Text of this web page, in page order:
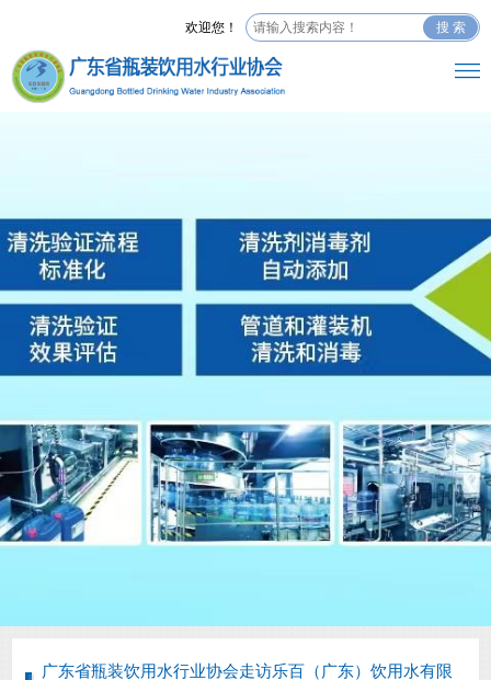
欢迎您！ 搜 索
广东省瓶装饮用水行业协会走访乐百（广东）饮用水有限